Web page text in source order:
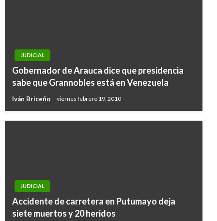
JUDICIAL
Gobernador de Arauca dice que presidencia
sabe que Grannobles está en Venezuela
Iván Briceño viernes febrero 19, 2010
JUDICIAL
Accidente de carretera en Putumayo deja
siete muertos y 20 heridos